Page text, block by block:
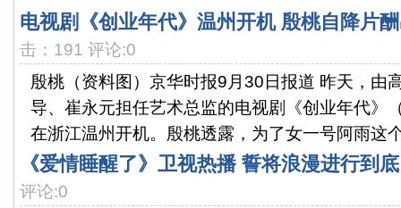
电视剧《创业年代》温州开机 殷桃自降片
击：191 评论:0
殷桃（资料图）京华时报9月30日报道 昨天，由
导、崔永元担任艺术总监的电视剧《创业年代》
在浙江温州开机。殷桃透露，为了女一号阿雨这
《爱情睡醒了》卫视热播 誓将浪漫进行到底
评论:0